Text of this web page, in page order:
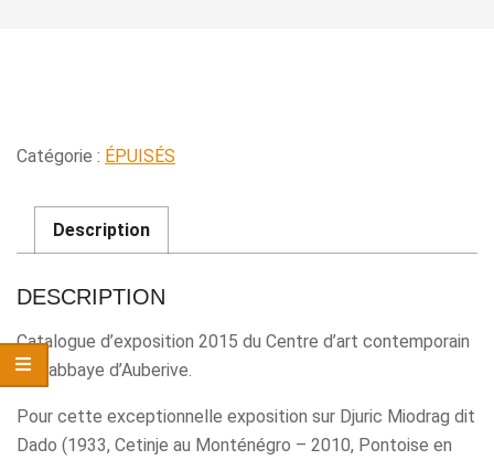
Catégorie : ÉPUISÉS
Description
DESCRIPTION
Catalogue d’exposition 2015 du Centre d’art contemporain
de l’abbaye d’Auberive.
Pour cette exceptionnelle exposition sur Djuric Miodrag dit
Dado (1933, Cetinje au Monténégro – 2010, Pontoise en